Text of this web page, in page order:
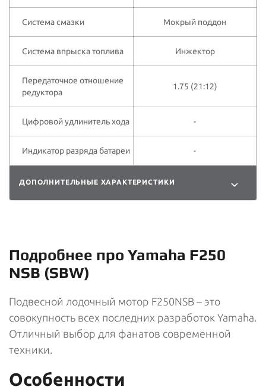
Система смазки Мокрый поддон
Система впрыска топлива Инжектор
Передаточное отношение
редуктора
1.75 (21:12)
Цифровой удлинитель хода -
Индикатор разряда батареи -
ДОПОЛНИТЕЛЬНЫЕ ХАРАКТЕРИСТИКИ
Подробнее про Yamaha F250
NSB (SBW)
Подвесной лодочный мотор F250NSB – это
совокупность всех последних разработок Yamaha.
Отличный выбор для фанатов современной
техники.
Особенности